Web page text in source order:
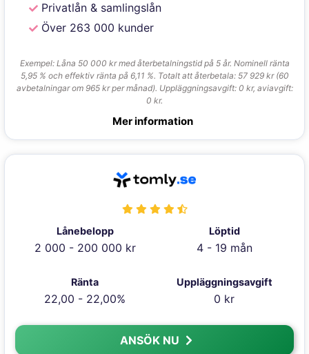
Privatlån & samlingslån
Över 263 000 kunder
Exempel: Låna 50 000 kr med återbetalningstid på 5 år. Nominell ränta
5,95 % och effektiv ränta på 6,11 %. Totalt att återbetala: 57 929 kr (60
avbetalningar om 965 kr per månad). Uppläggningsavgift: 0 kr, aviavgift:
0 kr.
Mer information
Lånebelopp
2 000 - 200 000 kr
Löptid
4 - 19 mån
Ränta
22,00 - 22,00%
Uppläggningsavgift
0 kr
ANSÖK NU